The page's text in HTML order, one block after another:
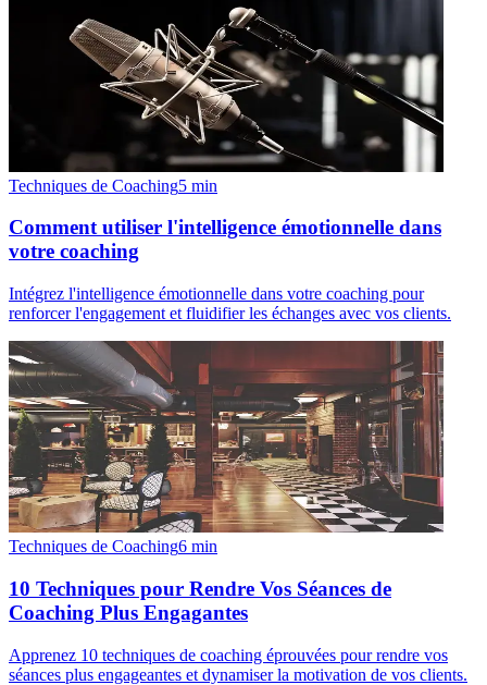
Techniques de Coaching5 min
Comment utiliser l'intelligence émotionnelle dans
votre coaching
Intégrez l'intelligence émotionnelle dans votre coaching pour
renforcer l'engagement et fluidifier les échanges avec vos clients.
Techniques de Coaching6 min
10 Techniques pour Rendre Vos Séances de
Coaching Plus Engagantes
Apprenez 10 techniques de coaching éprouvées pour rendre vos
séances plus engageantes et dynamiser la motivation de vos clients.